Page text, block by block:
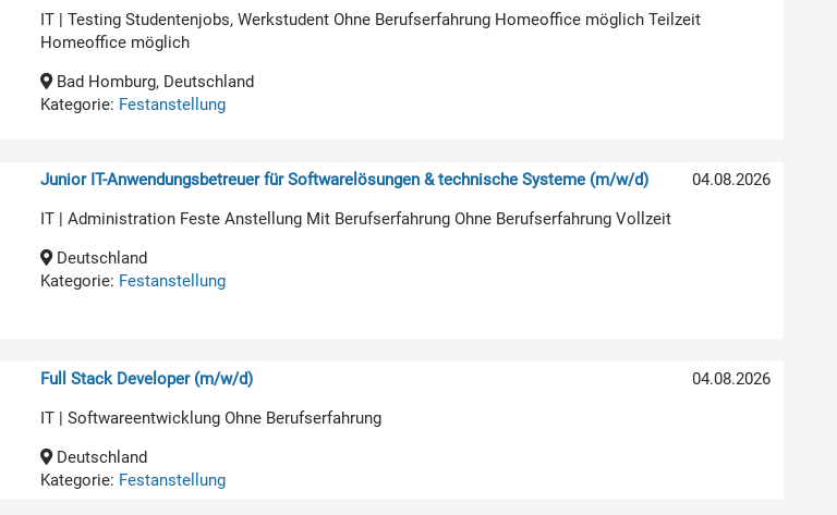
IT | Testing Studentenjobs, Werkstudent Ohne Berufserfahrung Homeoffice möglich Teilzeit
Homeoffice möglich
Bad Homburg, Deutschland
Kategorie: Festanstellung
04.08.2026
Junior IT-Anwendungsbetreuer für Softwarelösungen & technische Systeme (m/w/d)
IT | Administration Feste Anstellung Mit Berufserfahrung Ohne Berufserfahrung Vollzeit
Deutschland
Kategorie: Festanstellung
04.08.2026
Full Stack Developer (m/w/d)
IT | Softwareentwicklung Ohne Berufserfahrung
Deutschland
Kategorie: Festanstellung